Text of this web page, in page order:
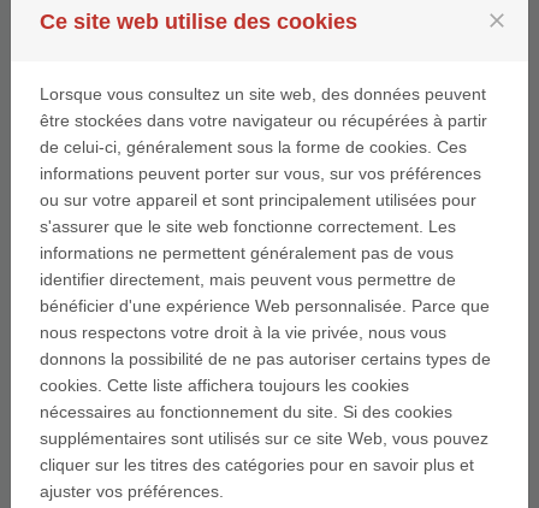
FAQ
QU'ENTENDEZ-VOUS PAR "INTÉRÊT
GÉNÉRAL"
J'AI CLIQUÉ SUR "MOT DE PASSE
PERDU ?" MAIS JE NE REÇOIS PAS
L'EMAIL CONTENANT LE LIEN
PERMETTANT DE DÉFINIR UN
NOUVEAU MOT DE PASSE.
J'AI CLIQUÉ SUR "MOT DE PASSE
PERDU ?" MAIS JE REÇOIS UN
MESSAGE D'ERREUR QUAND JE
Ce site web utilise des cookies close
Lorsque vous consultez un site web, des données peuvent
être stockées dans votre navigateur ou récupérées à partir
de celui-ci, généralement sous la forme de cookies. Ces
informations peuvent porter sur vous, sur vos préférences
ou sur votre appareil et sont principalement utilisées pour
s'assurer que le site web fonctionne correctement. Les
informations ne permettent généralement pas de vous
identifier directement, mais peuvent vous permettre de
bénéficier d'une expérience Web personnalisée. Parce que
nous respectons votre droit à la vie privée, nous vous
donnons la possibilité de ne pas autoriser certains types de
cookies. Cette liste affichera toujours les cookies
nécessaires au fonctionnement du site. Si des cookies
supplémentaires sont utilisés sur ce site Web, vous pouvez
cliquer sur les titres des catégories pour en savoir plus et
ajuster vos préférences.